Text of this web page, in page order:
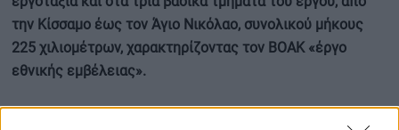
την Κίσσαμο έως τον Άγιο Νικόλαο, συνολικού μήκους
225 χιλιομέτρων, χαρακτηρίζοντας τον ΒΟΑΚ «έργο
εθνικής εμβέλειας».